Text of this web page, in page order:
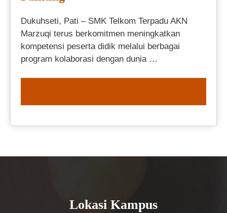
Dukuhseti, Pati – SMK Telkom Terpadu AKN
Marzuqi terus berkomitmen meningkatkan
kompetensi peserta didik melalui berbagai
program kolaborasi dengan dunia …
Lokasi Kampus